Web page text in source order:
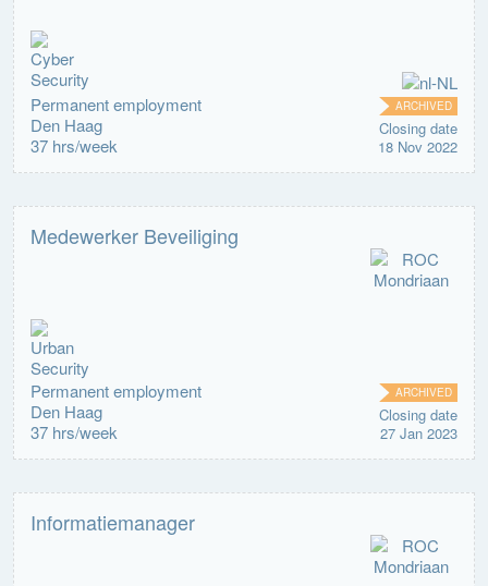
Permanent employment
Den Haag
37 hrs/week
ARCHIVED
Closing date
18 Nov 2022
Medewerker Beveiliging
Permanent employment
Den Haag
37 hrs/week
ARCHIVED
Closing date
27 Jan 2023
Informatiemanager